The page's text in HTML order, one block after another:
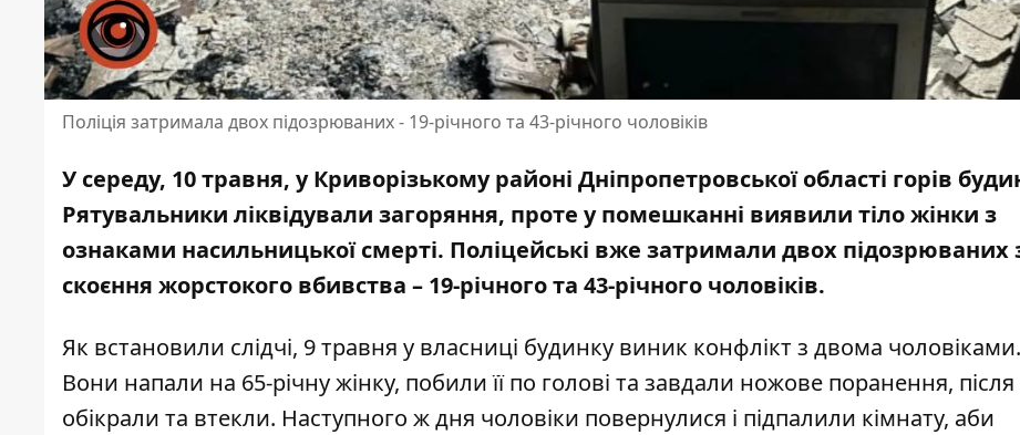
Поліція затримала двох підозрюваних - 19-річного та 43-річного чоловіків
У середу, 10 травня, у Криворізькому районі Дніпропетровської області горів
Рятувальники ліквідували загоряння, проте у помешканні виявили тіло жінки з
ознаками насильницької смерті. Поліцейські вже затримали двох підозрюваних
скоєння жорстокого вбивства – 19-річного та 43-річного чоловіків.
Як встановили слідчі, 9 травня у власниці будинку виник конфлікт з двома чоловіками.
Вони напали на 65-річну жінку, побили її по голові та завдали ножове поранення, після
обікрали та втекли. Наступного ж дня чоловіки повернулися і підпалили кімнату, аби